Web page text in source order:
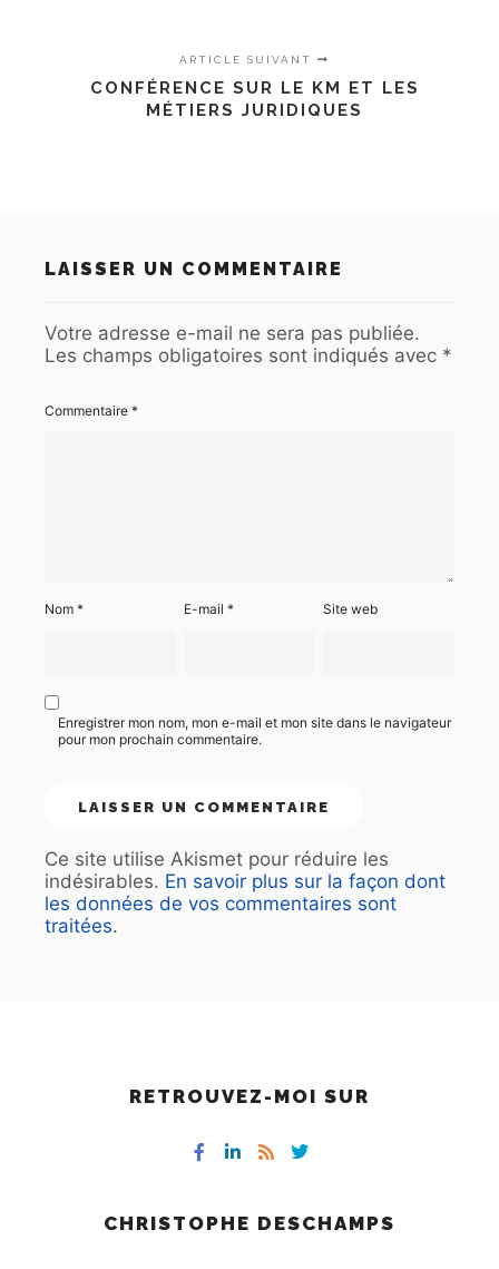
ARTICLE SUIVANT
CONFÉRENCE SUR LE KM ET LES
MÉTIERS JURIDIQUES
LAISSER UN COMMENTAIRE
Votre adresse e-mail ne sera pas publiée.
Les champs obligatoires sont indiqués avec *
Commentaire *
Nom * E-mail* Site web
Enregistrer mon nom, mon e-mail et mon site dans le navigateur
pour mon prochain commentaire.
Ce site utilise Akismet pour réduire les
indésirables. En savoir plus sur la façon dont
les données de vos commentaires sont
traitées.
RETROUVEZ-MOI SUR
CHRISTOPHE DESCHAMPS